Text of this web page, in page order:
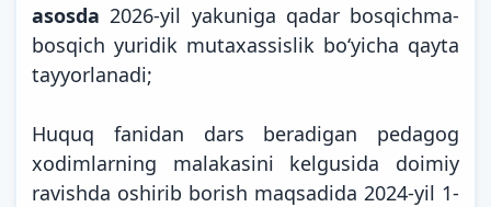
asosda 2026-yil yakuniga qadar bosqichma-
bosqich yuridik mutaxassislik bo‘yicha qayta
tayyorlanadi;
Huquq fanidan dars beradigan pedagog
xodimlarning malakasini kelgusida doimiy
ravishda oshirib borish maqsadida 2024-yil 1-